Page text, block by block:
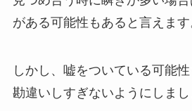
がある可能性もあると言えます
しかし、嘘をついている可能
勘違いしすぎないようにしまし